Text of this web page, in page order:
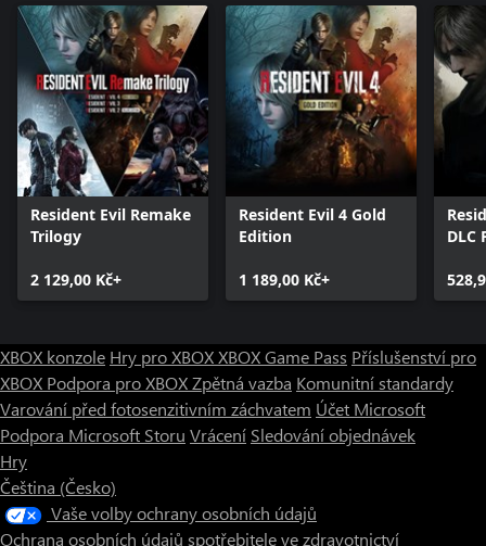
Resident Evil Remake
Trilogy
2 129,00 Kč+
Resident Evil 4 Gold
Edition
1 189,00 Kč+
DLC
XBOX konzole Hry pro XBOXXBOX Game Pass Příslušenství pro
XBOX Podpora pro XBOXZpětná vazba Komunitní standardy
Varování před fotosenzitivním záchvatem Účet Microsoft
Podpora Microsoft Storu Vrácení Sledování objednávek
Hry
Čeština (Česko)
Vaše volby ochrany osobních údajů
Ochrana osobních údajů spotřebitele ve zdravotnictví